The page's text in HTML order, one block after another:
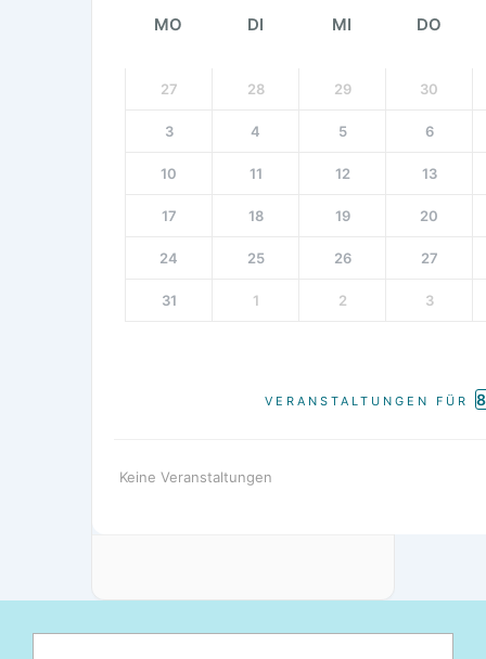
MO DI MI DO
27 28 29 30
3 4 5 6
10 11 12 13
17 18 19 20
24 25 26 27
31 1 2 3
VERANSTALTUNGEN FÜR
Keine Veranstaltungen